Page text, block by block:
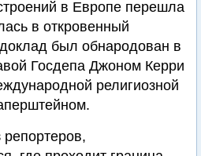
в Европе перешла
в откровенный
был обнародован в
Госдепа Джоном Керри
религиозной